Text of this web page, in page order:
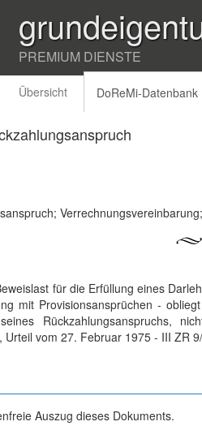
PREMIUM DIENSTE
Übersicht DoReMi-Datenbank
für die Erfüllung eines
mit Provisionsansprüchen -
Rückzahlungsanspruchs,
Urteil vom 27. Februar 1975 - III ZR
Auszug dieses Dokuments.